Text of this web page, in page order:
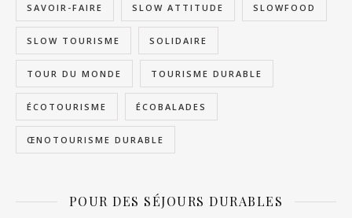
SAVOIR-FAIRE SLOW ATTITUDE SLOWFOOD
SLOW TOURISME SOLIDAIRE
TOUR DU MONDE TOURISME DURABLE
ÉCOTOURISME ÉCOBALADES
ŒNOTOURISME DURABLE
POUR DES SÉJOURS DURABLES